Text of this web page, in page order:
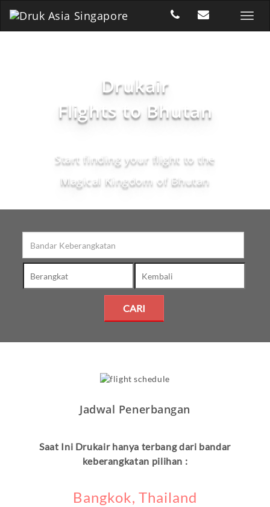
Drukair
Flights to Bhutan
Start finding your flight to the
Magical Kingdom of Bhutan
Jadwal Penerbangan
Saat Ini Drukair hanya terbang dari bandar
keberangkatan pilihan :
Bangkok, Thailand